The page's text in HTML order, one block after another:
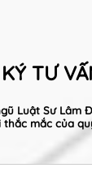
TƯ
Luật Sư Lâm
thắc mắc của